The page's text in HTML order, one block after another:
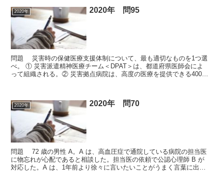
2020年 2020年 問95
問題 災害時の保健医療支援体制について、最も適切なものを1つ選
べ。 ① 災害派遣精神医療チーム＜DPAT＞は、都道府県医師会によ
って組織される。② 災害拠点病院は、高度の医療を提供できる400
2020年 2020年 問70
問題 72 歳の男性 A。A は、高血圧症で通院している病院の担当医
に物忘れが心配であると相談した。担当医の依頼で公認心理師 B が
対応した。A は、1年前より徐々に言いたいことがうまく言葉に出せ